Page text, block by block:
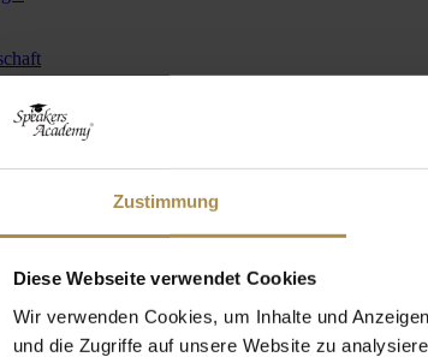
Zustimmung
Diese Webseite verwendet Cookies
Wir verwenden Cookies, um Inhalte und
und die Zugriffe auf unsere Website zu